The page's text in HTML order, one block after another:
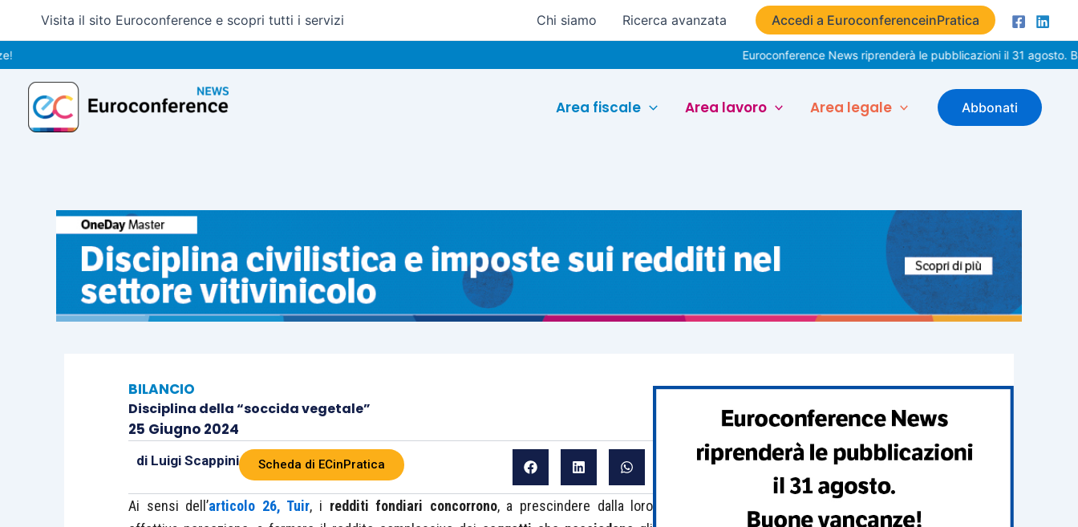
contenuto
Visita il sito Euroconference e scopri tutti i servizi Chi siamo Ricerca avanzata Accedi a EuroconferenceinPratica
Euroconference News riprenderà le pubblicazioni il 31 agosto. Buone
Area fiscale Area lavoro Area legale Abbonati
BILANCIO
Disciplina della “soccida vegetale”
25 Giugno 2024
di Luigi Scappini Scheda di ECinPratica
Ai sensi dell’articolo 26, Tuir, i redditi fondiari concorrono, a prescindere dalla loro